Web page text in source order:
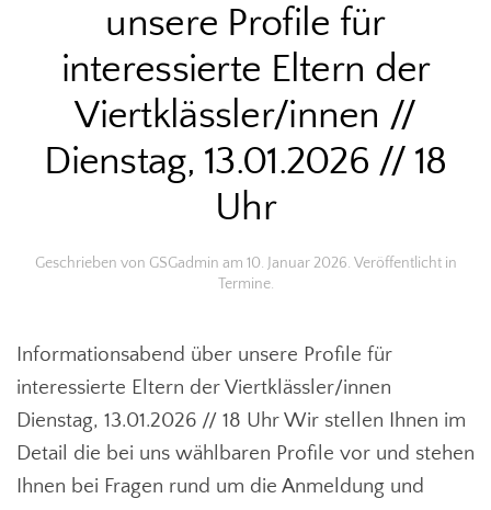
unsere Profile für
interessierte Eltern der
Viertklässler/innen //
Dienstag, 13.01.2026 // 18
Uhr
Geschrieben von GSGadmin am 10. Januar 2026. Veröffentlicht in
Termine.
Informationsabend über unsere Profile für
interessierte Eltern der Viertklässler/innen
Dienstag, 13.01.2026 // 18 Uhr Wir stellen Ihnen im
Detail die bei uns wählbaren Profile vor und stehen
Ihnen bei Fragen rund um die Anmeldung und